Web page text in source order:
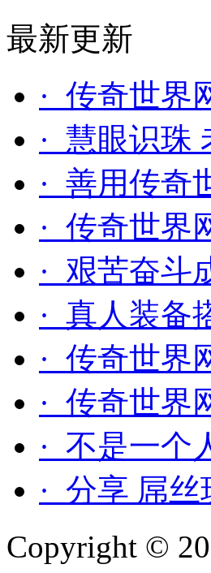
最新更新
· 传奇世界
· 慧眼识珠
· 善用传奇
· 传奇世界
· 艰苦奋斗
· 真人装备
· 传奇世界
· 传奇世界
· 不是一个
· 分享 屌
Copyright ©